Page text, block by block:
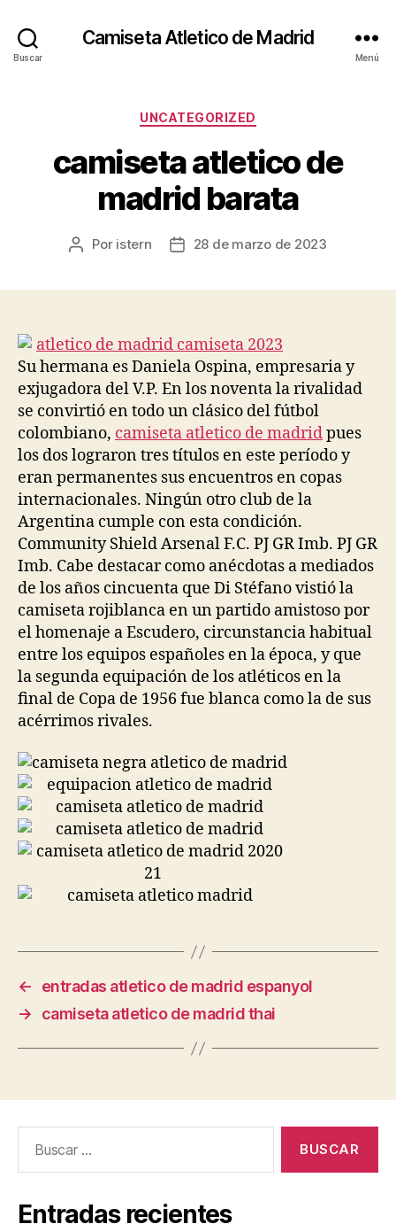
Buscar
Camiseta Atletico de Madrid
Menú
Categorías
UNCATEGORIZED
camiseta atletico de
madrid barata
Autor
Por istern
Fecha28 de marzo de 2023
Su hermana es Daniela Ospina, empresaria y
exjugadora del V.P. En los noventa la rivalidad
se convirtió en todo un clásico del fútbol
colombiano, camiseta atletico de madridpues
los dos lograron tres títulos en este período y
eran permanentes sus encuentros en copas
internacionales. Ningún otro club de la
Argentina cumple con esta condición.
Community Shield Arsenal F.C. PJ GR Imb. PJ GR
Imb. Cabe destacar como anécdotas a mediados
de los años cincuenta que Di Stéfano vistió la
camiseta rojiblanca en un partido amistoso por
el homenaje a Escudero, circunstancia habitual
entre los equipos españoles en la época, y que
la segunda equipación de los atléticos en la
final de Copa de 1956 fue blanca como la de sus
acérrimos rivales.
←
entradas atletico de madrid espanyol
→
camiseta atletico de madrid thai
Entradas recientes